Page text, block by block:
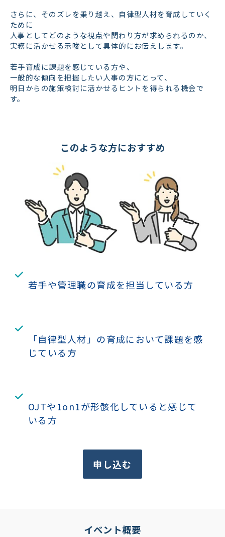
さらに、そのズレを乗り越え、自律型人材を育成していく
ために
人事としてどのような視点や関わり方が求められるのか、
実務に活かせる示唆として具体的にお伝えします。
若手育成に課題を感じている方や、
一般的な傾向を把握したい人事の方にとって、
明日からの施策検討に活かせるヒントを得られる機会で
す。
このような方におすすめ
若手や管理職の育成を担当している方
「自律型人材」の育成において課題を感
じている方
OJTや1on1が形骸化していると感じて
いる方
申し込む
イベント概要